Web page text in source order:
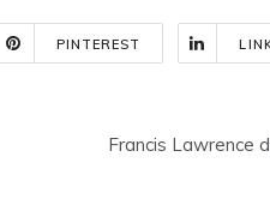
PINTEREST
Francis Lawrence